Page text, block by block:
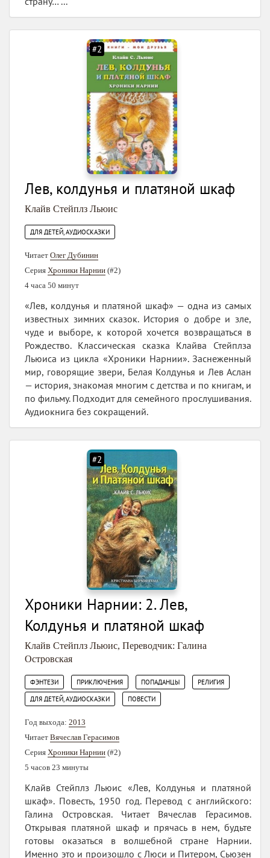
#2
Лев, колдунья и платяной шкаф
Клайв Стейплз Льюис
ДЛЯ ДЕТЕЙ, АУДИОСКАЗКИ
Читает Олег Дубинин
Серия Хроники Нарнии (#2)
4 часа 50 минут
«Лев, колдунья и платяной шкаф» — одна из самых
известных зимних сказок. История о добре и зле,
чуде и выборе, к которой хочется возвращаться в
Рождество. Классическая сказка Клайва Стейплза
Льюиса из цикла «Хроники Нарнии». Заснеженный
мир, говорящие звери, Белая Колдунья и Лев Аслан
— история, знакомая многим с детства и по книгам, и
по фильму. Подходит для семейного прослушивания.
Аудиокнига без сокращений.
#2
Хроники Нарнии: 2. Лев,
Колдунья и платяной шкаф
Клайв Стейплз Льюис, Переводчик: Галина
Островская
ФЭНТЕЗИ ПРИКЛЮЧЕНИЯ ПОПАДАНЦЫ РЕЛИГИЯ
ДЛЯ ДЕТЕЙ, АУДИОСКАЗКИ ПОВЕСТИ
Год выхода: 2013
Читает Вячеслав Герасимов
Серия Хроники Нарнии (#2)
5 часов 23 минуты
Клайв Стейплз Льюис «Лев, Колдунья и платяной
шкаф». Повесть, 1950 год. Перевод с английского:
Галина Островская. Читает Вячеслав Герасимов.
Открывая платяной шкаф и прячась в нем, будьте
готовы оказаться в волшебной стране Нарнии.
Именно это и произошло с Люси и Питером, Сьюзен